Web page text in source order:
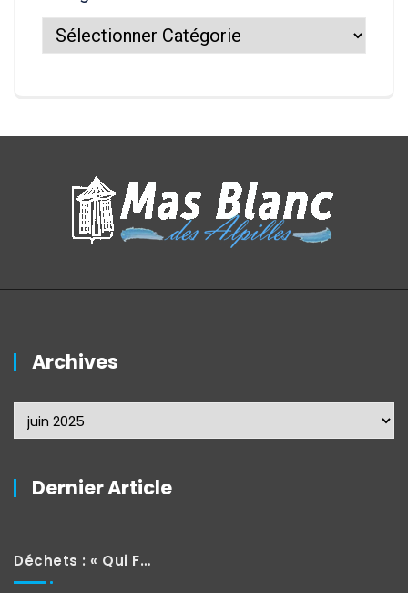
Archives
Dernier Article
Déchets : « Qui Fait Quoi »